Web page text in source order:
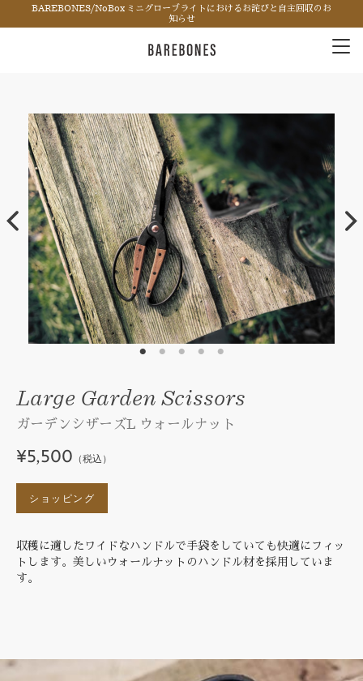
BAREBONES/NoBox ミニグローブライトにおけるお詫びと自主回収のお
知らせ
Large Garden Scissors
ガーデンシザーズL ウォールナット
¥5,500 （税込）
ショッピング
収穫に適したワイドなハンドルで手袋をしていても快適にフィッ
トします。美しいウォールナットのハンドル材を採用していま
す。